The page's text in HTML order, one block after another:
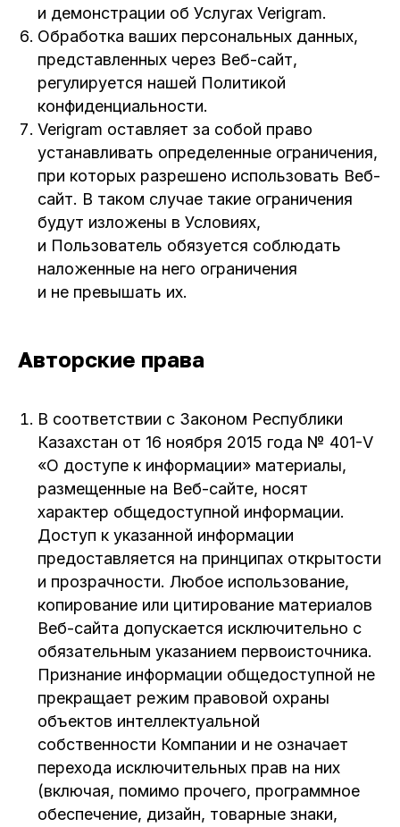
и демонстрации об Услугах Verigram.
Обработка ваших персональных данных,
представленных через Веб-сайт,
регулируется нашей Политикой
конфиденциальности.
Verigram оставляет за собой право
устанавливать определенные ограничения,
при которых разрешено использовать Веб-
сайт. В таком случае такие ограничения
будут изложены в Условиях,
и Пользователь обязуется соблюдать
наложенные на него ограничения
и не превышать их.
Авторские права
В соответствии с Законом Республики
Казахстан от 16 ноября 2015 года № 401-V
«О доступе к информации» материалы,
размещенные на Веб-сайте, носят
характер общедоступной информации.
Доступ к указанной информации
предоставляется на принципах открытости
и прозрачности. Любое использование,
копирование или цитирование материалов
Веб-сайта допускается исключительно с
обязательным указанием первоисточника.
Признание информации общедоступной не
прекращает режим правовой охраны
объектов интеллектуальной
собственности Компании и не означает
перехода исключительных прав на них
(включая, помимо прочего, программное
обеспечение, дизайн, товарные знаки,